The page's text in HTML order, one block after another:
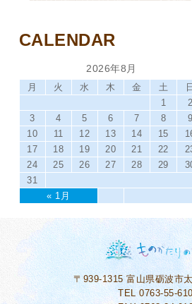
CALENDAR
2026年8月
月 火 水 木 金 土 日
« 1月
1
2
3
4 5 6 7 8
9
10
11 12 13 14 15
17
18 19 20 21 22
24
25 26 27 28 29
31
〒939-1315富山県砺波市
TEL 0763-55-